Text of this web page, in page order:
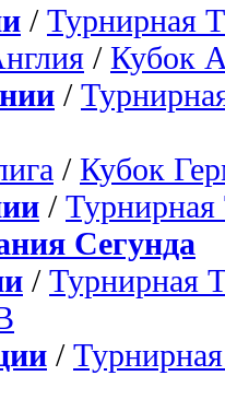
/ Турнирная
/ Кубок
/
/ Кубок
/ Турнирная
Сегунда
/ Турнирная
/